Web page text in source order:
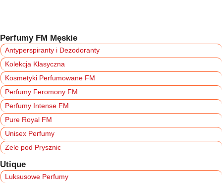
Perfumy FM Męskie
Antyperspiranty i Dezodoranty
Kolekcja Klasyczna
Kosmetyki Perfumowane FM
Perfumy Feromony FM
Perfumy Intense FM
Pure Royal FM
Unisex Perfumy
Żele pod Prysznic
Utique
Luksusowe Perfumy